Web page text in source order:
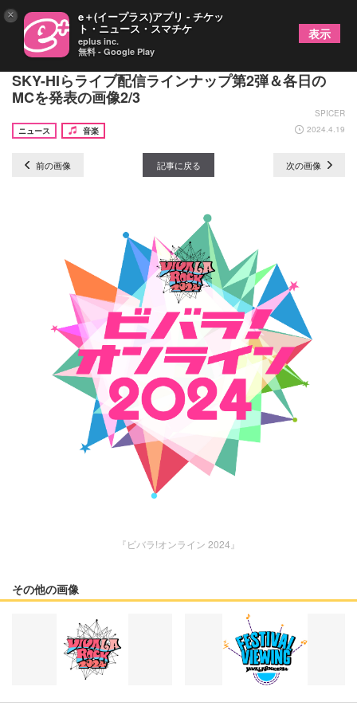
有料生配信『ビバラ!オンライン 2024』HYDE、
SKY-HIらライブ配信ラインナップ第2弾＆各日の
MCを発表の画像2/3
SPICER
ニュース
音楽 2024.4.19
前の画像 記事に戻る 次の画像
『ビバラ!オンライン 2024』
その他の画像
× e＋(イープラス)アプリ - チケッ
ト・ニュース・スマチケ
eplus inc.
無料 - Google Play
表示